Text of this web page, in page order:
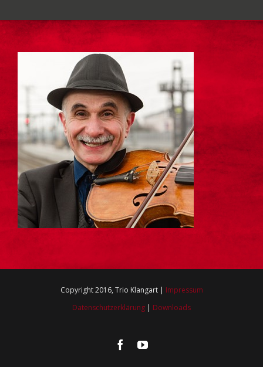
Copyright 2016, Trio Klangart | Impressum
Datenschutzerklärung | Downloads